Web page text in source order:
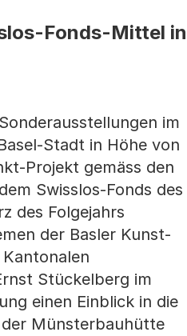
Fonds-Mittel in
im
Stadt in Höhe von
Projekt gemäss den
Swisslos-Fonds des
des Folgejahrs
der Basler Kunst-
Stückelberg im
einen Einblick in die
Münsterbauhütte